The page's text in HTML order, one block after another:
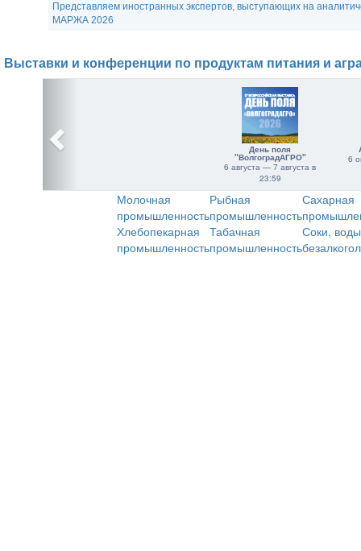
Представляем иностранных экспертов, выступающих на
МАРЖА 2026
Выставки и конференции по продуктам питания и
День поля
"ВолгоградАГРО"
6 августа — 7 августа в
23:59
6
Молочная
промышленность
Рыбная
промышленность
Сахарная
Хлебопекарная
промышленность
Табачная
промышленность
Соки,